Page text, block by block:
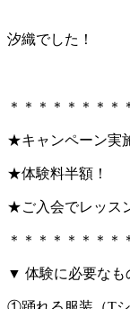
汐織でした！
＊＊＊＊＊＊＊＊
★キャンペーン実
★体験料半額！
★ご入会でレッス
＊＊＊＊＊＊＊＊
▼ 体験に必要なも